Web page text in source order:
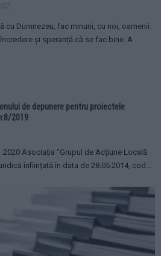
cu Dumnezeu, fac minuni, cu noi, oamenii.
și speranță că se fac bine. A
de depunere pentru proiectele
2019
Asociația ”Grupul de Acțiune Locală
înființată în data de 28.05.2014, cod...